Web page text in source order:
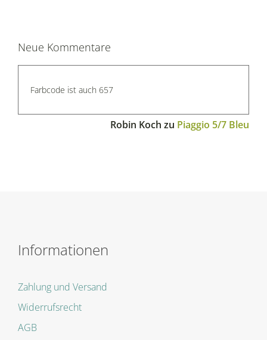
Neue Kommentare
Farbcode ist auch 657
Robin Koch zu Piaggio 5/7 Bleu
Informationen
Zahlung und Versand
Widerrufsrecht
AGB